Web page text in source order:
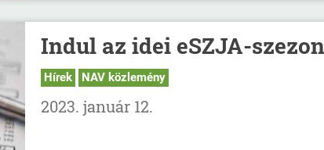
Indul az idei eSZJA-szezon
Hírek NAV közlemény
2023. január 12.